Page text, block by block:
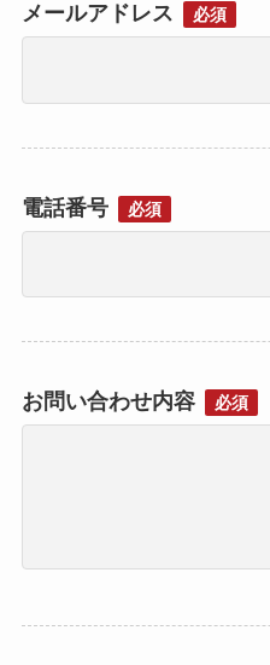
メールアドレス 必須
電話番号 必須
お問い合わせ内容 必須